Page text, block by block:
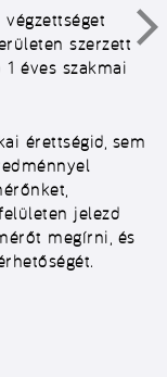
szerzett
éves szakmai
érettségid, sem
jelezd
megírni, és